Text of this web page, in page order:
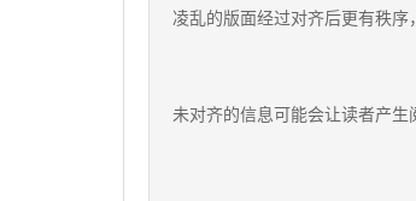
凌乱的版面经过对齐后更有秩序
未对齐的信息可能会让读者产生